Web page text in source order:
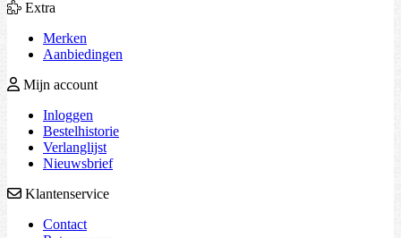
Extra
Merken
Aanbiedingen
Mijn account
Inloggen
Bestelhistorie
Verlanglijst
Nieuwsbrief
Klantenservice
Contact